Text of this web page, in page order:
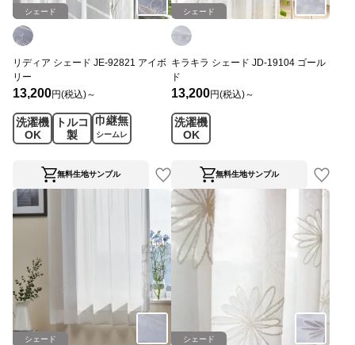
シェード
リディア シェード JE-92821 アイボ
リー
13,200円(税込)～
洗濯機
OK
トルコ
製
巾継無
シームレ
ス
無料生地サンプル
シェード
キラキラ シェード JD-19104 ゴール
ド
13,200円(税込)～
洗濯機
OK
無料生地サンプル
シェード シェード